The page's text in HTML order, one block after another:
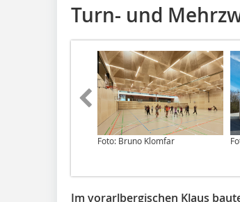
Turn- und
Foto: Bruno Klomfar
Im vorarlbergischen Klaus